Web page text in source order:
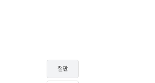
절판